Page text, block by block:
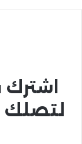
اشترك
لتصلك